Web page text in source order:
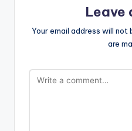
Leave
Your email address will not
are